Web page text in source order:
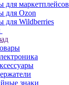
для маркетплейсов
для Ozon
для Wildberries
знаки